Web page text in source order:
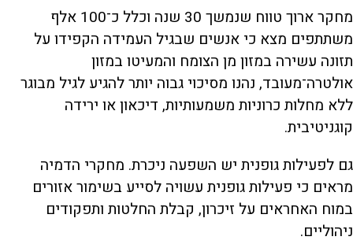
מחקר ארוך טווח שנמשך 30 שנה וכלל כ־100 אלף
משתתפים מצא כי אנשים שבגיל העמידה הקפידו על
תזונה עשירה במזון מן הצומח והמעיטו במזון
אולטרה־מעובד, נהנו מסיכוי גבוה יותר להגיע לגיל מבוגר
ללא מחלות כרוניות משמעותיות, דיכאון או ירידה
קוגניטיבית.
גם לפעילות גופנית יש השפעה ניכרת. מחקרי הדמיה
מראים כי פעילות גופנית עשויה לסייע בשימור אזורים
במוח האחראים על זיכרון, קבלת החלטות ותפקודים
ניהוליים.